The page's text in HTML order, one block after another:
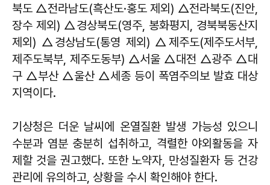
북도 △전라남도(흑산도·홍도 제외) △전라북도(진안,
장수 제외) △경상북도(영주, 봉화평지, 경북북동산지
제외) △경상남도(통영 제외) △제주도(제주도서부,
제주도북부, 제주도동부) △서울 △대전 △광주 △대
구 △부산 △울산 △세종 등이 폭염주의보 발효 대상
지역이다.
기상청은 더운 날씨에 온열질환 발생 가능성 있으니
수분과 염분 충분히 섭취하고, 격렬한 야외활동을 자
제할 것을 권고했다. 또한 노약자, 만성질환자 등 건강
관리에 유의하고, 상황을 수시 확인해야 한다.